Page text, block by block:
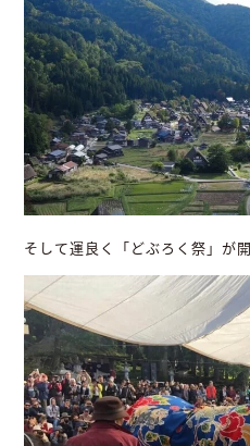
そして運良く「どぶろく祭」が